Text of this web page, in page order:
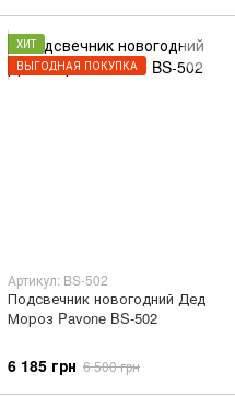
ХИТ
ВЫГОДНАЯ ПОКУПКА
Артикул: BS-502
Подсвечник новогодний Дед
Мороз Pavone BS-502
6 185 грн 6 500 грн